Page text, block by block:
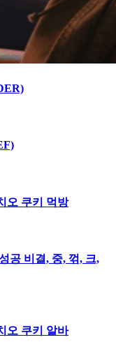
오 쿠키 먹방
공 비결, 중, 꺾, 크,
오 쿠키 알바